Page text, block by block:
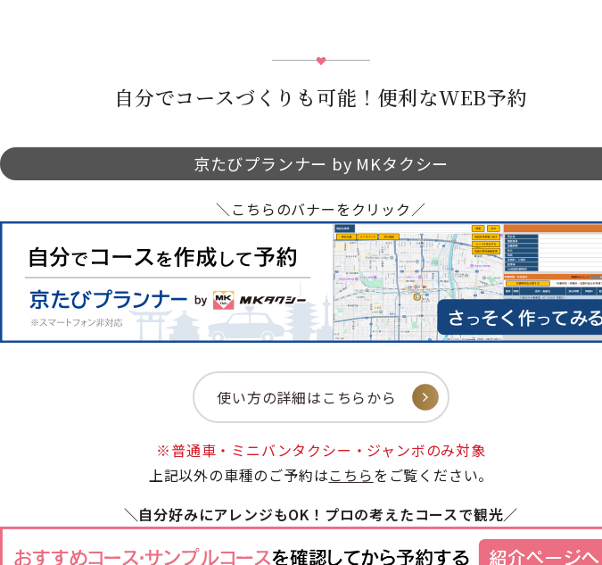
自分でコースづくりも可能！便利なWEB予約
京たびプランナー by MKタクシー
＼こちらのバナーをクリック／
使い方の詳細はこちらから
※普通車・ミニバンタクシー・ジャンボのみ対象
上記以外の車種のご予約はこちらをご覧ください。
＼自分好みにアレンジもOK！プロの考えたコースで観光／